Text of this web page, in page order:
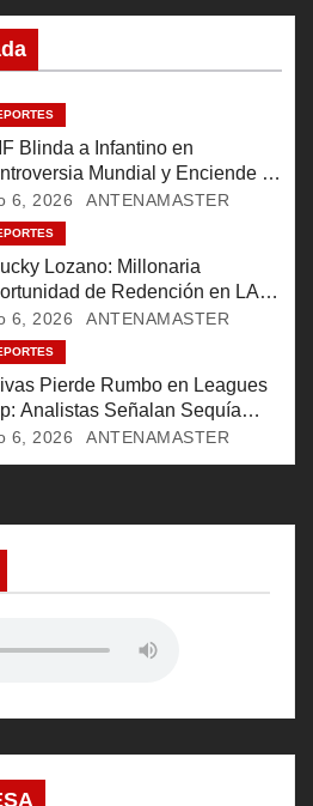
Blinda a Infantino en
Mundial y Enciende la
de Aficionados
6, 2026 ANTENAMASTER
Lozano: Millonaria
de Redención en LA
6, 2026 ANTENAMASTER
Pierde Rumbo en Leagues
Analistas Señalan Sequía
Alarmante
6, 2026 ANTENAMASTER